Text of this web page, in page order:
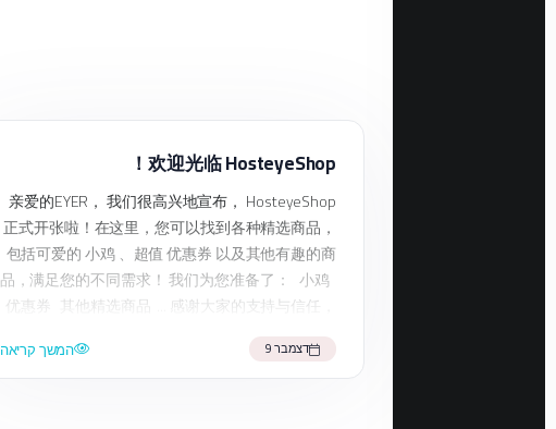
欢迎光临 HosteyeShop！
亲爱的EYER， 我们很高兴地宣布， HosteyeShop
正式开张啦！在这里，您可以找到各种精选商品，
包括可爱的 小鸡 、超值 优惠券 以及其他有趣的商
品，满足您的不同需求！ 我们为您准备了： 小鸡
优惠券 其他精选商品 ... 感谢大家的支持与信任，
的购物体验。 快来访问我们的 HosteyeShop ，享
受一站式购物乐趣吧！
דצמבר 9 המשך קריאה